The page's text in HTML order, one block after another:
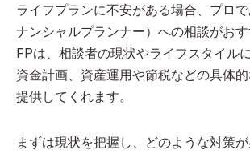
ライフプランに不安がある場合、プロ
ナンシャルプランナー）への相談がおす
FPは、相談者の現状やライフスタイル
資金計画、資産運用や節税などの具体
提供してくれます。
まずは現状を把握し、どのような対策